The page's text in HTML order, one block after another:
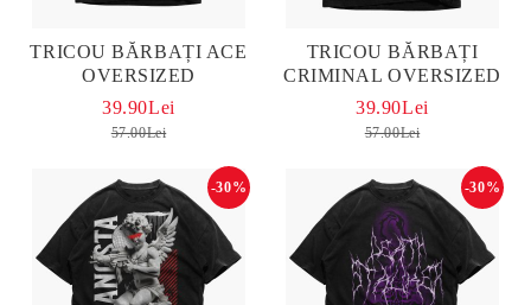
TRICOU BĂRBAȚI ACE
OVERSIZED
39.90Lei
57.00Lei
TRICOU BĂRBAȚI
CRIMINAL OVERSIZED
39.90Lei
57.00Lei
-30% -30%